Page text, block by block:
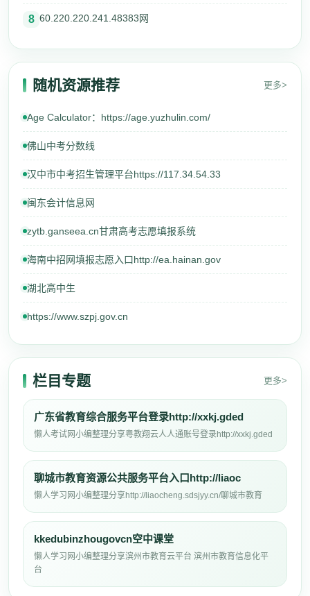
8 60.220.220.241.48383网
随机资源推荐 更多>
Age Calculator：https://age.yuzhulin.com/
佛山中考分数线
汉中市中考招生管理平台https://117.34.54.33
闽东会计信息网
zytb.ganseea.cn甘肃高考志愿填报系统
海南中招网填报志愿入口http://ea.hainan.gov
湖北高中生
https://www.szpj.gov.cn
栏目专题 更多>
广东省教育综合服务平台登录http://xxkj.gded
懒人考试网小编整理分享粤教翔云人人通账号登录http://xxkj.gded
聊城市教育资源公共服务平台入口http://liaoc
懒人学习网小编整理分享http://liaocheng.sdsjyy.cn/聊城市教育
kkedubinzhougovcn空中课堂
懒人学习网小编整理分享滨州市教育云平台 滨州市教育信息化平
台